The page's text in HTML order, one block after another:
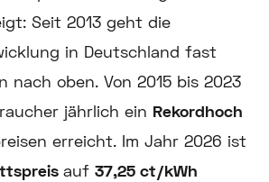
Seit 2013 geht die
in Deutschland fast
nach oben. Von 2015 bis 2023
jährlich ein Rekordhoch
erreicht. Im Jahr 2026 ist
auf 37,25 ct/kWh